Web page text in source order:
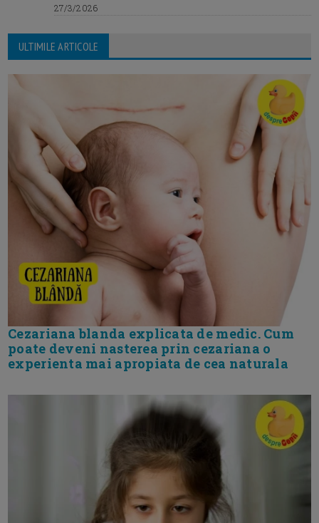
27/3/2026
ULTIMILE ARTICOLE
Cezariana blanda explicata de medic. Cum
poate deveni nasterea prin cezariana o
experienta mai apropiata de cea naturala